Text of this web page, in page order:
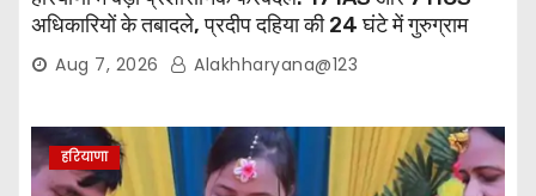
अधिकारियों के तबादले, प्रदीप दहिया की 24 घंटे में गुरुग्राम
वापसीAug 7, 2026 Alakhharyana@123
हरियाणा